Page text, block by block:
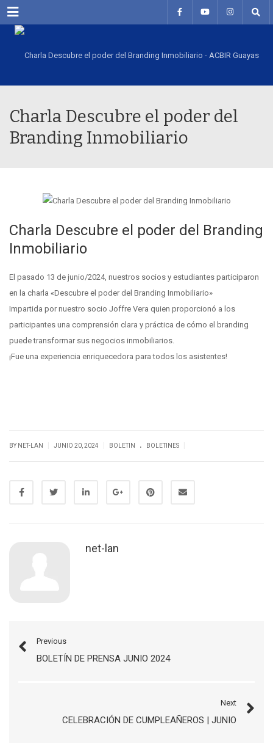
Menu
Charla Descubre el poder del
Branding Inmobiliario
Charla Descubre el poder del Branding
Inmobiliario
El pasado 13 de junio/2024, nuestros socios y estudiantes participaron
en la charla «Descubre el poder del Branding Inmobiliario»
Impartida por nuestro socio Joffre Vera quien proporcionó a los
participantes una comprensión clara y práctica de cómo el branding
puede transformar sus negocios inmobiliarios.
¡Fue una experiencia enriquecedora para todos los asistentes!
BY NET-LAN JUNIO 20, 2024 BOLETIN . BOLETINES
net-lan
Previous
BOLETÍN DE PRENSA JUNIO 2024
Next
CELEBRACIÓN DE CUMPLEAÑEROS | JUNIO